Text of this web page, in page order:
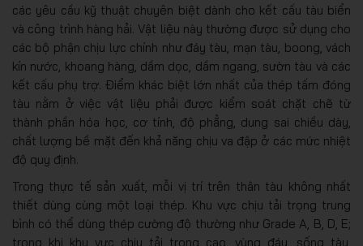
các yêu cầu kỹ thuật chuyên biệt dành cho kết cấu tàu biển
và công trình hàng hải. Vật liệu này thường được sử dụng cho
các bộ phận chịu lực chính như đáy tàu, mạn tàu, boong, vách
kín nước, khoang hàng, dầm dọc, dầm ngang, sườn tàu và các
kết cấu phụ trợ. Điểm khác biệt lớn nhất của thép tấm đóng
tàu nằm ở việc vật liệu phải được kiểm soát chặt chẽ từ
thành phần hóa học, cơ tính, độ phẳng, dung sai chiều dày,
chất lượng bề mặt đến khả năng chịu va đập ở các mức nhiệt
độ quy định.
Trong thực tế sản xuất, mỗi vị trí trên thân tàu không nhất
thiết dùng cùng một loại thép. Khu vực chịu tải trọng trung
bình có thể dùng thép cường độ thường như Grade A, B, D, E;
trong khi khu vực chịu tải trọng cao, vùng đáy, sống tàu,